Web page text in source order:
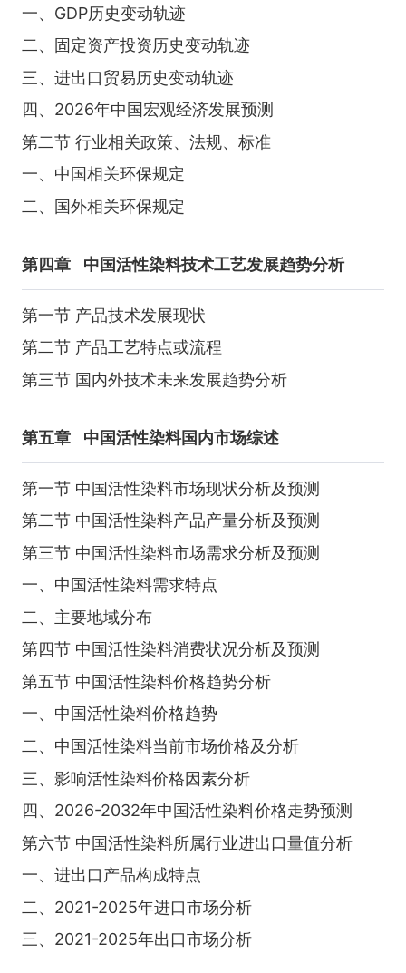
一、GDP历史变动轨迹
二、固定资产投资历史变动轨迹
三、进出口贸易历史变动轨迹
四、2026年中国宏观经济发展预测
第二节 行业相关政策、法规、标准
一、中国相关环保规定
二、国外相关环保规定
第四章 中国活性染料技术工艺发展趋势分析
第一节 产品技术发展现状
第二节 产品工艺特点或流程
第三节 国内外技术未来发展趋势分析
第五章 中国活性染料国内市场综述
第一节 中国活性染料市场现状分析及预测
第二节 中国活性染料产品产量分析及预测
第三节 中国活性染料市场需求分析及预测
一、中国活性染料需求特点
二、主要地域分布
第四节 中国活性染料消费状况分析及预测
第五节 中国活性染料价格趋势分析
一、中国活性染料价格趋势
二、中国活性染料当前市场价格及分析
三、影响活性染料价格因素分析
四、2026-2032年中国活性染料价格走势预测
第六节 中国活性染料所属行业进出口量值分析
一、进出口产品构成特点
二、2021-2025年进口市场分析
三、2021-2025年出口市场分析